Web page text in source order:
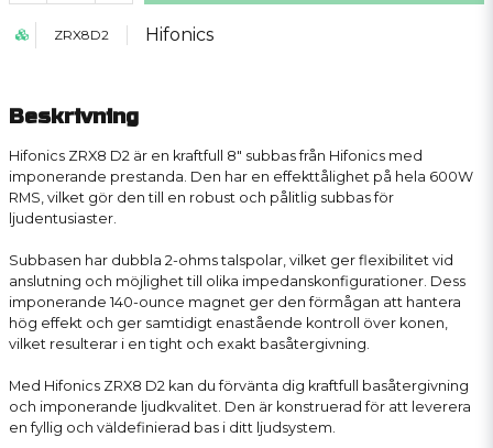
ZRX8D2 Hifonics
Beskrivning
Hifonics ZRX8 D2 är en kraftfull 8" subbas från Hifonics med
imponerande prestanda. Den har en effekttålighet på hela 600W
RMS, vilket gör den till en robust och pålitlig subbas för
ljudentusiaster.
Subbasen har dubbla 2-ohms talspolar, vilket ger flexibilitet vid
anslutning och möjlighet till olika impedanskonfigurationer. Dess
imponerande 140-ounce magnet ger den förmågan att hantera
hög effekt och ger samtidigt enastående kontroll över konen,
vilket resulterar i en tight och exakt basåtergivning.
Med Hifonics ZRX8 D2 kan du förvänta dig kraftfull basåtergivning
och imponerande ljudkvalitet. Den är konstruerad för att leverera
en fyllig och väldefinierad bas i ditt ljudsystem.